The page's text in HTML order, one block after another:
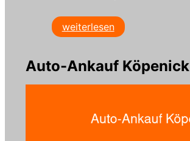
weiterlesen
Auto-Ankauf Köpenick